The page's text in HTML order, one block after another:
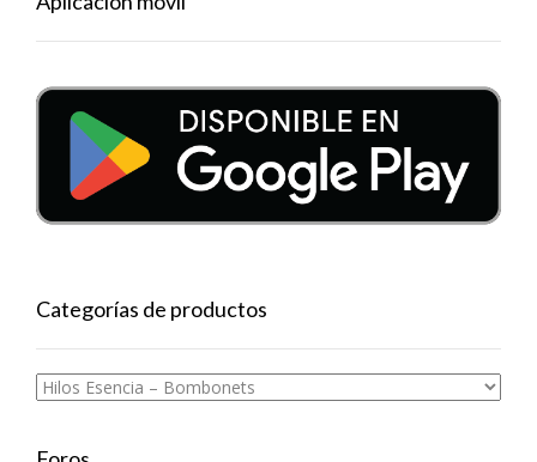
Categorías de productos